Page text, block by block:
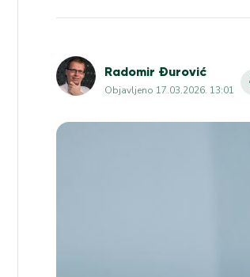
Radomir Đurović
Objavljeno 17.03.2026. 13:01